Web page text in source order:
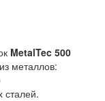
MetalTec 500
металлов:
сталей.